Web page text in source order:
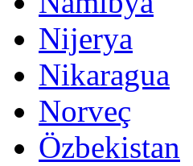
Nijerya
Nikaragua
Norveç
Özbekistan